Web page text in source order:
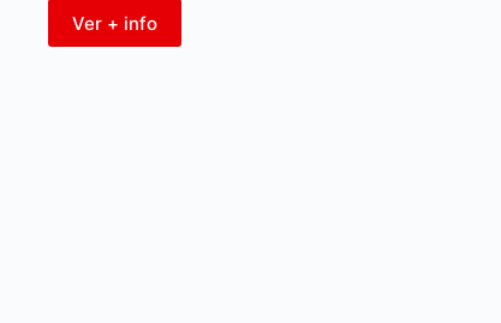
Ver + info